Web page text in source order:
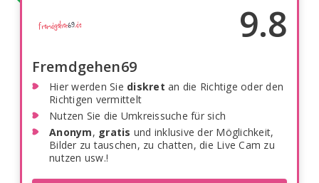
9.8
Fremdgehen69
Hier werden Sie diskret an die Richtige oder den
Richtigen vermittelt
Nutzen Sie die Umkreissuche für sich
Anonym, gratis und inklusive der Möglichkeit,
Bilder zu tauschen, zu chatten, die Live Cam zu
nutzen usw.!